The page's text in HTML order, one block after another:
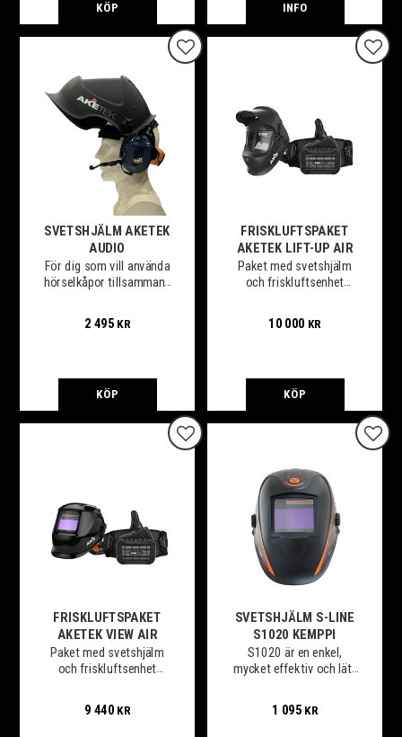
KÖP INFO
SVETSHJÄLM AKETEK
AUDIO
För dig som vill använda
hörselkåpor tillsammans
2 495KR
Lägg till i favoriter
KÖP
FRISKLUFTSPAKET
AKETEK LIFT-UP AIR
Paket med svetshjälm
och friskluftsenhet
10 000 KR
KÖP
FRISKLUFTSPAKET
AKETEK VIEW AIR
Paket med svetshjälm
och friskluftsenhet
9 440KR
Lägg till i favoriter
SVETSHJÄLM S-LINE
S1020 KEMPPI
S1020 är en enkel,
mycket effektiv och lätt
1 095KR